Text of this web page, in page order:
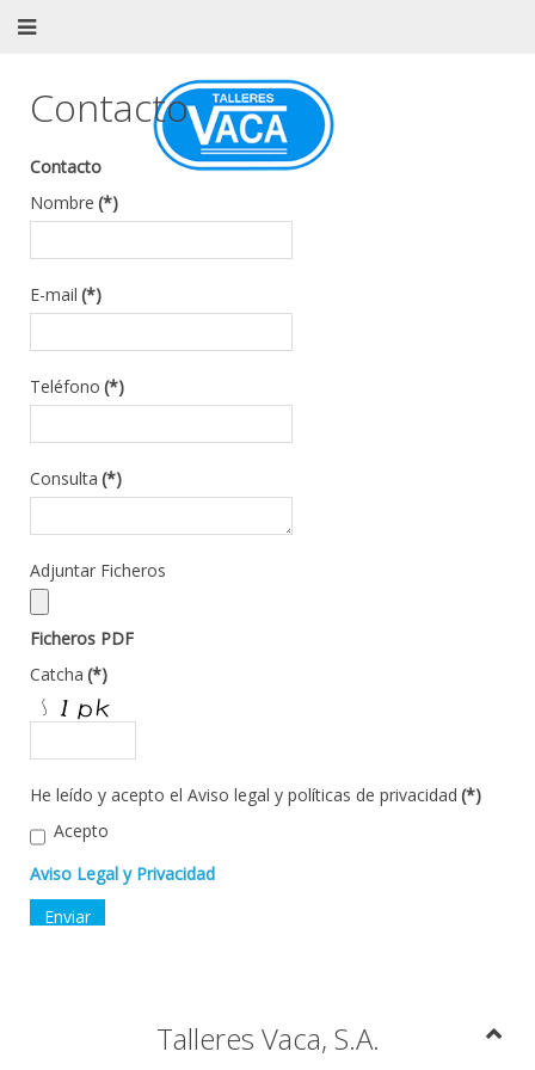
Contacto
Contacto
Nombre (*)
E-mail (*)
Teléfono (*)
Consulta (*)
Adjuntar Ficheros
Ficheros PDF
Catcha (*)
He leído y acepto el Aviso legal y políticas de privacidad (*)
Acepto
Aviso Legal y Privacidad
Talleres Vaca, S.A.